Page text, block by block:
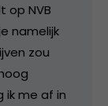
op NVB
namelijk
zou
ik me af in